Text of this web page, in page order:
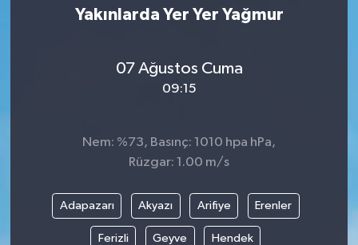
Yakınlarda Yer Yer Yağmur
07 Ağustos Cuma
09:15
Nem: %73, Basınç: 1010 hpa hPa,
Rüzgar: 1.00 m/s
Adapazarı Akyazı Arifiye Erenler
Ferizli Geyve Hendek